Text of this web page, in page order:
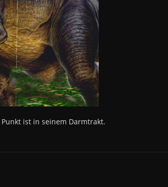
ist in seinem Darmtrakt.